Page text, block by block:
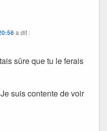
a dit :
sûre que tu le ferais
suis contente de voir